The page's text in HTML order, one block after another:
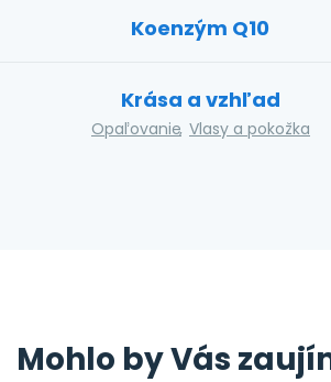
Koenzým Q10
Krása a vzhľad
Opaľovanie Vlasy a pokožka
Mohlo by Vás